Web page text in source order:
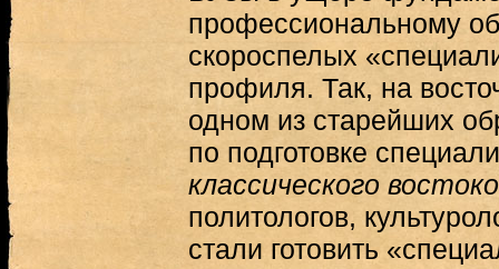
профессиональному
скороспелых
профиля. Так, на
одном из старейших
по подготовке
классического
политологов,
стали готовить